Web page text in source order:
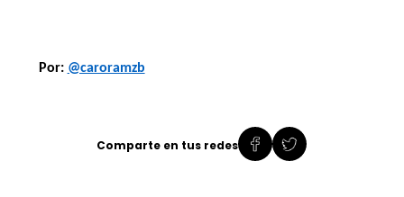
Por: @caroramzb
Comparte en tus redes